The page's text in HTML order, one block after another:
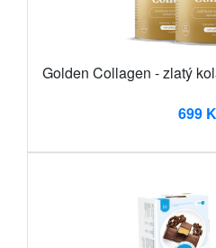
Golden Collagen - zlatý
699